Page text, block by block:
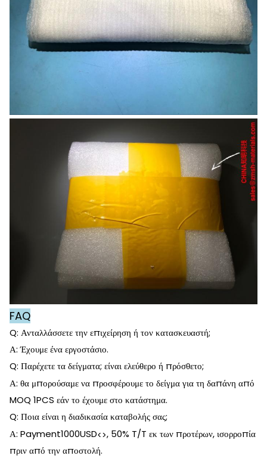
FAQ
Q: Ανταλλάσσετε την επιχείρηση ή τον κατασκευαστή;
Α: Έχουμε ένα εργοστάσιο.
Q: Παρέχετε τα δείγματα; είναι ελεύθερο ή πρόσθετο;
Α: θα μπορούσαμε να προσφέρουμε το δείγμα για τη δαπάνη από
MOQ 1PCS εάν το έχουμε στο κατάστημα.
Q: Ποια είναι η διαδικασία καταβολής σας;
Α: Payment1000USD<>, 50% T/T εκ των προτέρων, ισορροπία
πριν από την αποστολή.